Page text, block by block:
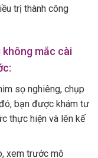
trị thành công
không mắc cài
sọ nghiêng, chụp
bạn được khám tư
thực hiện và lên kế
xem trước mô